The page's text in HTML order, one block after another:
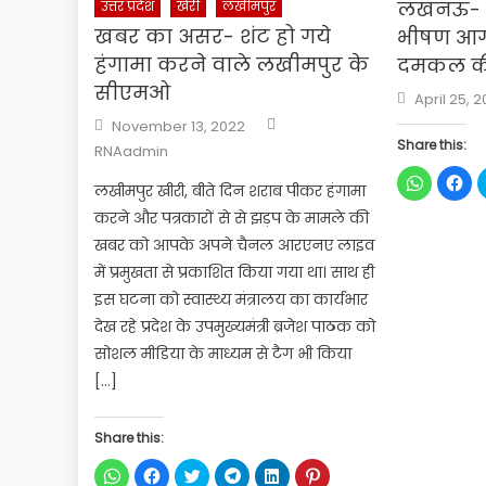
उत्तर प्रदेश खेरी लखीमपुर
खबर का असर- शंट हो गये
हंगामा करने वाले लखीमपुर के
सीएमओ
Posted
on
November 13, 2022
RNAadmin
लखीमपुर खीरी, बीते दिन शराब पीकर हंगामा
करने और पत्रकारों से से झड़प के मामले की
खबर को आपके अपने चैनल आरएनए लाइव
में प्रमुखता से प्रकाशित किया गया था। साथ ही
इस घटना को स्वास्थ्य मंत्रालय का कार्यभार
देख रहे प्रदेश के उपमुख्यमंत्री ब्रजेश पाठक को
सोशल मीडिया के माध्यम से टैग भी किया
[…]
Share this:
Click
Click Click Click Click Click
लखनऊ-
भीषण
दमकल
Posted
on
April 25,
Share this:
Click
to
share
to